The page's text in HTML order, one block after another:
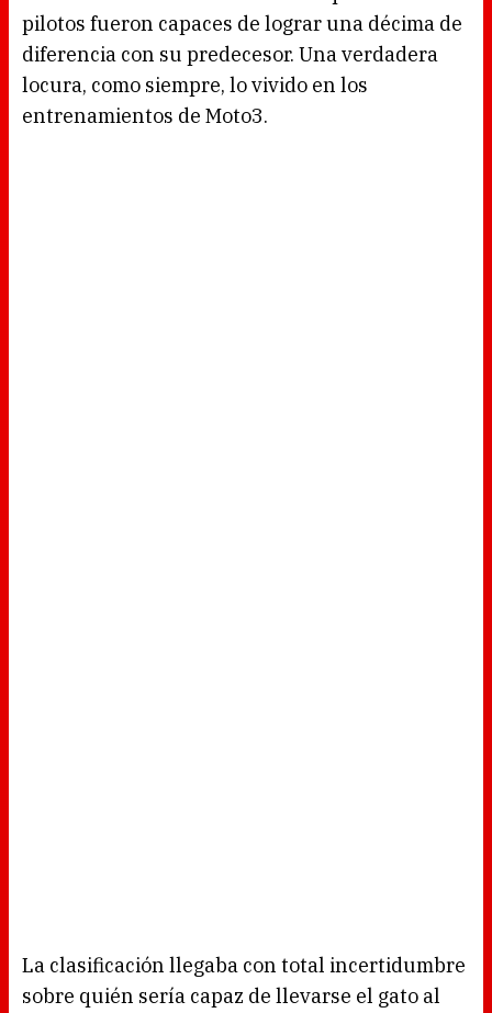
pilotos fueron capaces de lograr una décima de
diferencia con su predecesor. Una verdadera
locura, como siempre, lo vivido en los
entrenamientos de Moto3.
La clasificación llegaba con total incertidumbre
sobre quién sería capaz de llevarse el gato al